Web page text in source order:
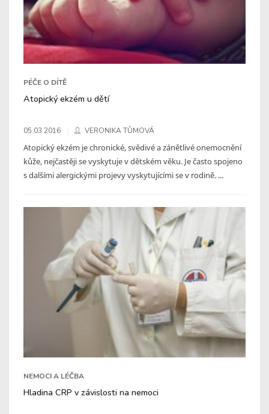
PÉČE O DÍTĚ
Atopický ekzém u dětí
05.03.2016 VERONIKA TŮMOVÁ
Atopický ekzém je chronické, svědivé a zánětlivé onemocnění
kůže, nejčastěji se vyskytuje v dětském věku. Je často spojeno
s dalšími alergickými projevy vyskytujícími se v rodině. ...
NEMOCI A LÉČBA
Hladina CRP v závislosti na nemoci